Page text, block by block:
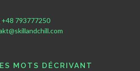
+48 793777250
MOTS DÉCRIVANT